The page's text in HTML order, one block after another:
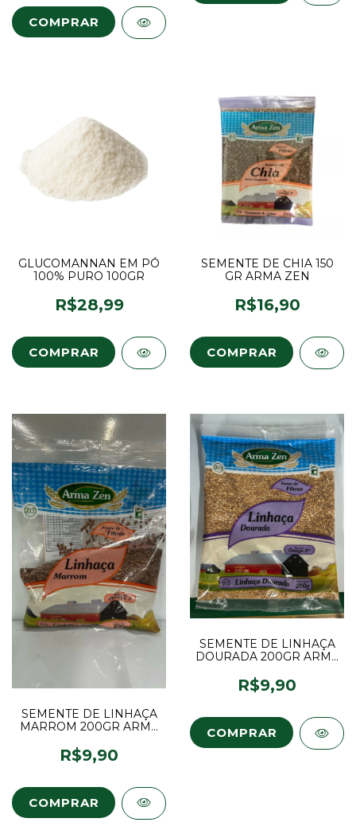
GLUCOMANNAN EM PÓ
100% PURO 100GR
R$28,99
SEMENTE DE CHIA 150
GR ARMA ZEN
R$16,90
SEMENTE DE LINHAÇA
MARROM 200GR ARMA
R$9,90
SEMENTE DE LINHAÇA
DOURADA 200GR ARMA
R$9,90